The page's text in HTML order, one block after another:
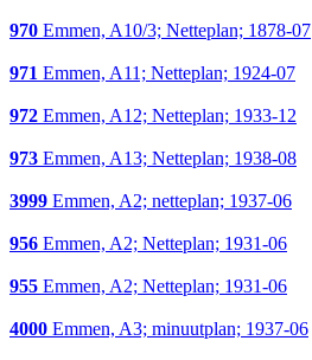
970 Emmen, A10/3; Netteplan; 1878-07
971 Emmen, A11; Netteplan; 1924-07
972 Emmen, A12; Netteplan; 1933-12
973 Emmen, A13; Netteplan; 1938-08
3999 Emmen, A2; netteplan; 1937-06
956 Emmen, A2; Netteplan; 1931-06
955 Emmen, A2; Netteplan; 1931-06
4000 Emmen, A3; minuutplan; 1937-06